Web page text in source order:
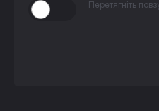
Перетягніть